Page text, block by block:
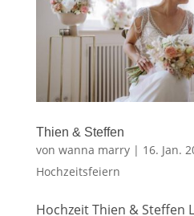
Thien & Steffen
von wanna marry| 16. Jan.
Hochzeitsfeiern
Hochzeit Thien & Steffen